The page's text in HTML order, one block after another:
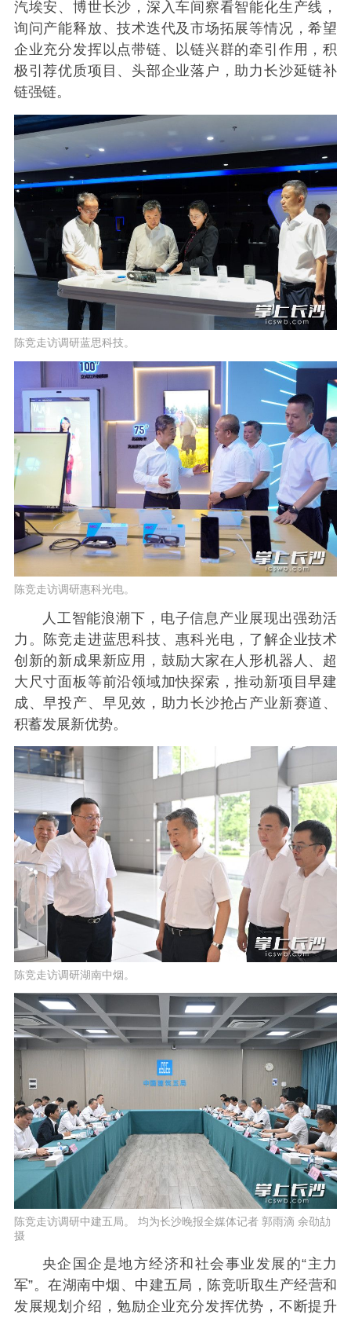
汽埃安、博世长沙，深入车间察看智能化生产线，
询问产能释放、技术迭代及市场拓展等情况，希望
企业充分发挥以点带链、以链兴群的牵引作用，积
极引荐优质项目、头部企业落户，助力长沙延链补
链强链。
陈竞走访调研蓝思科技。
陈竞走访调研惠科光电。
人工智能浪潮下，电子信息产业展现出强劲活
力。陈竞走进蓝思科技、惠科光电，了解企业技术
创新的新成果新应用，鼓励大家在人形机器人、超
大尺寸面板等前沿领域加快探索，推动新项目早建
成、早投产、早见效，助力长沙抢占产业新赛道、
积蓄发展新优势。
陈竞走访调研湖南中烟。
陈竞走访调研中建五局。 均为长沙晚报全媒体记者 郭雨滴 余劭劼
摄
央企国企是地方经济和社会事业发展的“主力
军”。在湖南中烟、中建五局，陈竞听取生产经营和
发展规划介绍，勉励企业充分发挥优势，不断提升